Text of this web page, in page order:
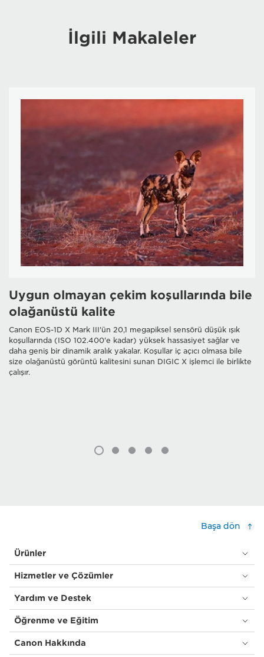
İlgili Makaleler
Uygun olmayan çekim koşullarında bile
olağanüstü kalite
Canon EOS-1D X Mark III'ün 20,1 megapiksel sensörü düşük ışık
koşullarında (ISO 102.400'e kadar) yüksek hassasiyet sağlar ve
daha geniş bir dinamik aralık yakalar. Koşullar iç açıcı olmasa bile
size olağanüstü görüntü kalitesini sunan DIGIC X işlemci ile birlikte
çalışır.
Başa dön
Ürünler
Hizmetler ve Çözümler
Yardım ve Destek
Öğrenme ve Eğitim
Canon Hakkında